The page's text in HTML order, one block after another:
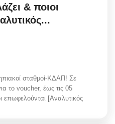
& ποιοι
σταθμοί-ΚΔΑΠ! Σε
το voucher, έως τις 05
επωφελούνται [Αναλυτικός